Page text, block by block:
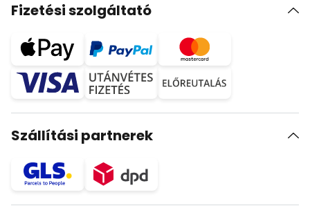
Fizetési szolgáltató
Szállítási partnerek